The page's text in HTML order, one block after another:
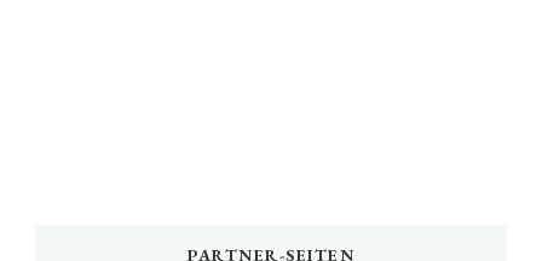
PARTNER-SEITEN